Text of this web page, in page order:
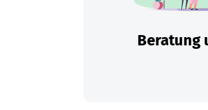
Beratung